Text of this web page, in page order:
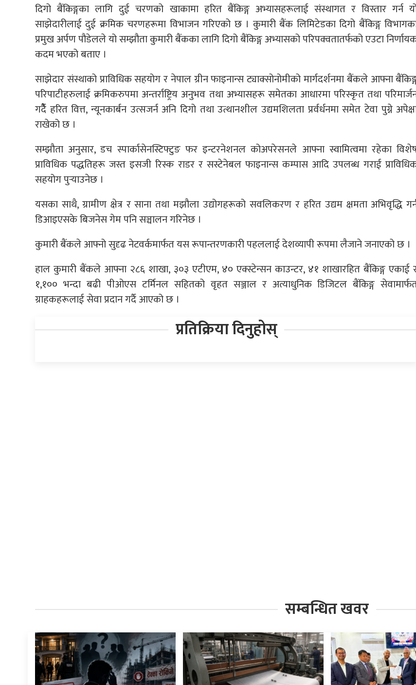
दिगो बैंकिङ्गका लागि दुई चरणको खाकामा हरित बैंकिङ्ग अभ्यासहरूलाई संस्थागत र विस्तार गर्न
साझेदारीलाई दुई क्रमिक चरणहरूमा विभाजन गरिएको छ । कुमारी बैंक लिमिटेडका दिगो बैंकिङ्ग
प्रमुख अर्पण पौडेलले यो सम्झौता कुमारी बैंकका लागि दिगो बैंकिङ्ग अभ्यासको परिपक्वतातर्फको एउटा
कदम भएको बताए ।
साझेदार संस्थाको प्राविधिक सहयोग र नेपाल ग्रीन फाइनान्स ट्याक्सोनोमीको मार्गदर्शनमा बैंकले आफ्ना
परिपाटीहरुलाई क्रमिकरुपमा अन्तर्राष्ट्रिय अनुभव तथा अभ्यासहरू समेतका आधारमा परिस्कृत तथा
गर्दैै हरित वित्त, न्यूनकार्बन उत्सजर्न अनि दिगो तथा उत्थानशील उद्यमशिलता प्रर्वर्धनमा समेत टेवा पुग्ने
राखेको छ ।
सम्झौता अनुसार, डच स्पार्कासेनस्टिफ्टुङ फर इन्टरनेशनल कोअपरेसनले आफ्ना स्वामित्वमा रहेका
प्राविधिक पद्धतिहरू जस्त इसजी रिस्क राडर र सस्टेनेबल फाइनान्स कम्पास आदि उपलब्ध गराई
सहयोग पुर्‍याउनेछ ।
यसका साथै, ग्रामीण क्षेत्र र साना तथा मझौला उद्योगहरूको सवलिकरण र हरित उद्यम क्षमता अभिवृद्धि
डिआइएसके बिजनेस गेम पनि सञ्चालन गरिनेछ ।
कुमारी बैंकले आफ्नो सुदृढ नेटवर्कमार्फत यस रूपान्तरणकारी पहललाई देशव्यापी रूपमा लैजाने जनाएको छ ।
हाल कुमारी बैंकले आफ्ना २८६ शाखा, ३०३ एटीएम, ४० एक्स्टेन्सन काउन्टर, ४१ शाखारहित बैंकिङ्ग एकाई
१,१०० भन्दा बढी पीओएस टर्मिनल सहितको वृहत सञ्जाल र अत्याधुनिक डिजिटल बैंकिङ्ग
ग्राहकहरूलाई सेवा प्रदान गर्दै आएको छ ।
प्रतिक्रिया दिनुहोस्
सम्बन्धित खवर